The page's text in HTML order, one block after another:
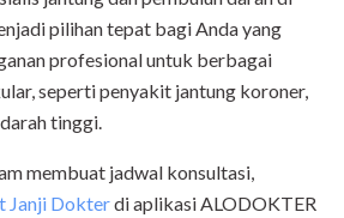
pilihan tepat bagi Anda yang
profesional untuk berbagai
seperti penyakit jantung koroner,
tinggi.
membuat jadwal konsultasi,
Janji Dokterdi aplikasi ALODOKTER